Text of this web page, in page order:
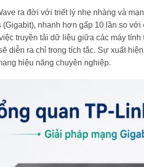
ra đời với triết lý nhẹ nhàng và
(Gigabit), nhanh hơn gấp 10 lần so
truyền tải dữ liệu giữa các máy
diễn ra chỉ trong tích tắc. Sự xuất
hiệu năng chuyên nghiệp.